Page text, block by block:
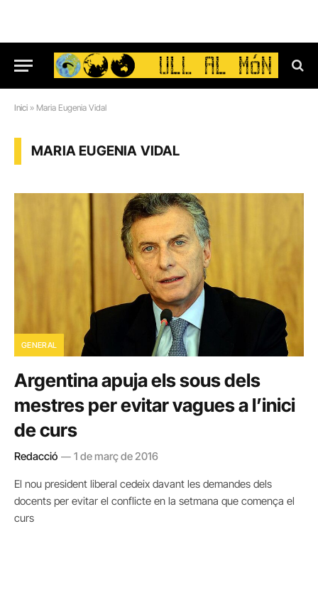
Inici » Maria Eugenia Vidal
MARIA EUGENIA VIDAL
GENERAL
Argentina apuja els sous dels
mestres per evitar vagues a l’inici
de curs
Redacció 1 de març de 2016
El nou president liberal cedeix davant les demandes dels
docents per evitar el conflicte en la setmana que comença el
curs